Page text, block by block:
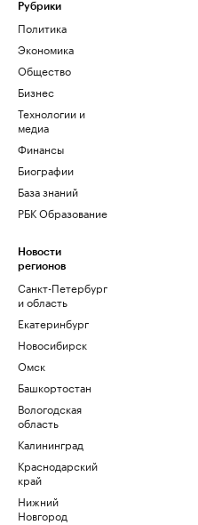
Рубрики
Политика
Экономика
Общество
Бизнес
Технологии и
медиа
Финансы
Биографии
База знаний
РБК Образование
Новости
регионов
Санкт-Петербург
и область
Екатеринбург
Новосибирск
Омск
Башкортостан
Вологодская
область
Калининград
Краснодарский
край
Нижний
Новгород